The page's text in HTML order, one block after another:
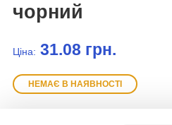
чорний
Ціна: 31.08 грн.
НЕМАЄ В НАЯВНОСТІ